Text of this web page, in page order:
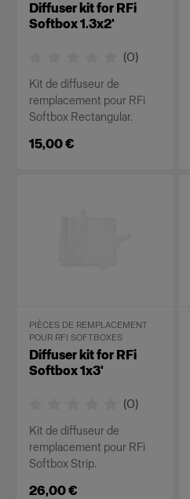
Diffuser kit for RFi
Softbox 1.3x2'
(0)
Kit de diffuseur de
remplacement pour RFi
Softbox Rectangular.
15,00 €
PIÈCES DE REMPLACEMENT
POUR RFI SOFTBOXES
Diffuser kit for RFi
Softbox 1x3'
(0)
Kit de diffuseur de
remplacement pour RFi
Softbox Strip.
26,00 €